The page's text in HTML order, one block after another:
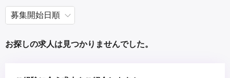
お探しの求人は見つかりませんでした。